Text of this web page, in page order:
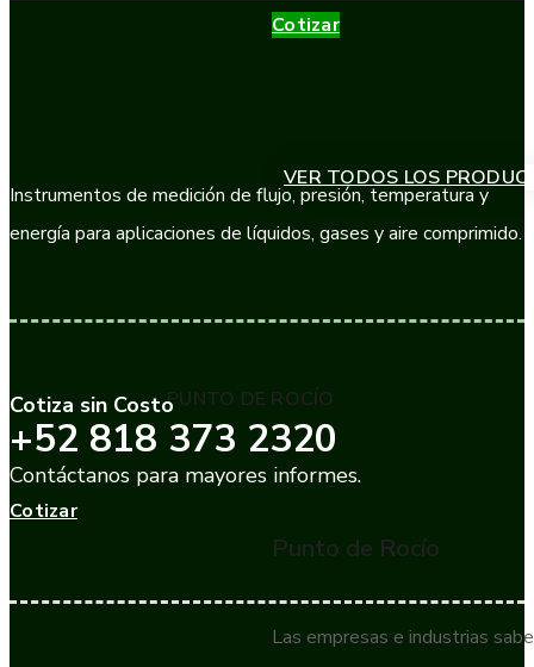
Cotizar
VER TODOS LOS
PUNTO DE ROCÍO
Punto de Rocío
Las empresas e industrias
Instrumentos de medición de flujo, presión, temperatura y
energía para aplicaciones de líquidos, gases y aire comprimido.
Cotiza sin Costo
+52 818 373 2320
Contáctanos para mayores informes.
Cotizar